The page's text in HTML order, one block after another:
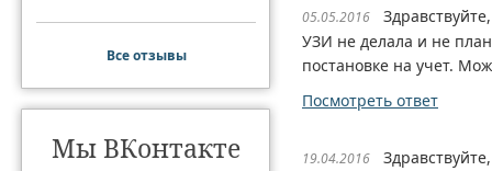
Все отзывы
Мы ВКонтакте
05.05.2016
УЗИ не делала и не
постановке на учет.
Посмотреть ответ
19.04.2016